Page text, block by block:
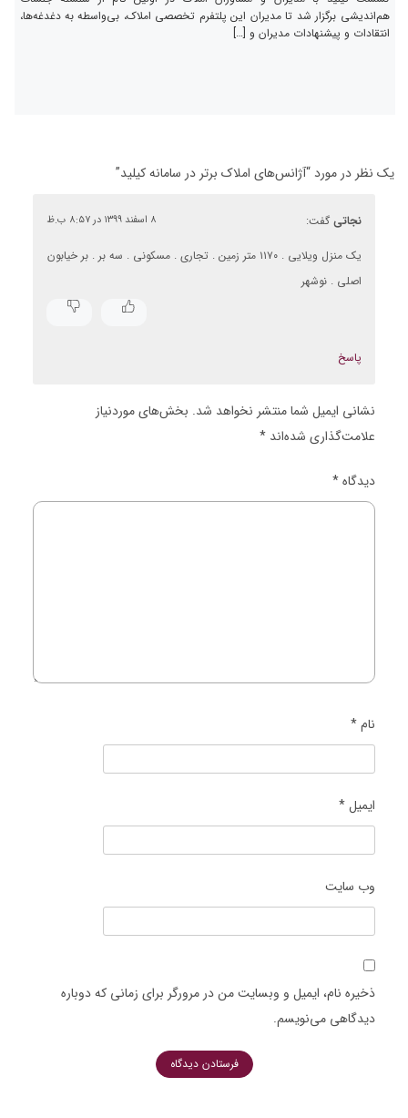
هم‌اندیشی برگزار شد تا مدیران این پلتفرم تخصصی املاک، بی‌واسطه به دغدغه‌ها،
انتقادات و پیشنهادات مدیران و […]
یک نظر در مورد “آژانس‌های املاک برتر در سامانه کیلید”
نجاتی گفت: ۸ اسفند ۱۳۹۹ در ۸:۵۷ ب.ظ
یک منزل ویلایی . ۱۱۷۰ متر زمین . تجاری . مسکونی . سه بر . بر خیابون
اصلی . نوشهر
پاسخ
نشانی ایمیل شما منتشر نخواهد شد. بخش‌های موردنیاز
علامت‌گذاری شده‌اند *
دیدگاه*
نام*
ایمیل*
وب‌ سایت
ذخیره نام، ایمیل و وبسایت من در مرورگر برای زمانی که دوباره
دیدگاهی می‌نویسم.